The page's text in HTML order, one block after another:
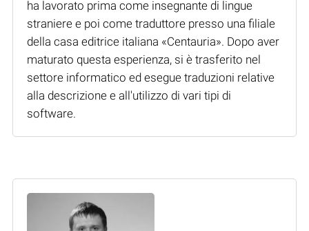
ha lavorato prima come insegnante di lingue
straniere e poi come traduttore presso una filiale
della casa editrice italiana «Centauria». Dopo aver
maturato questa esperienza, si è trasferito nel
settore informatico ed esegue traduzioni relative
alla descrizione e all'utilizzo di vari tipi di
software.